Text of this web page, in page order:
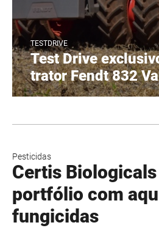
TESTDRIVE
Test Drive
trator Fendt 832
Pesticidas
Certis
portfólio com
fungicidas